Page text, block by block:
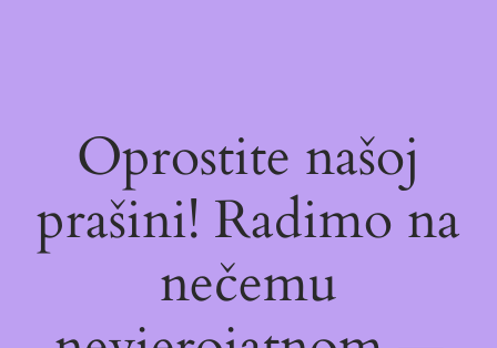
Oprostite našoj
prašini! Radimo na
nečemu